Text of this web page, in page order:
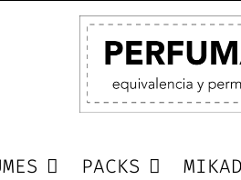
PACKS